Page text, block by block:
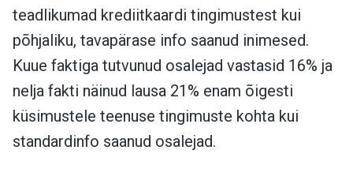
teadlikumad krediitkaardi tingimustest kui
põhjaliku, tavapärase info saanud inimesed.
Kuue faktiga tutvunud osalejad vastasid 16% ja
nelja fakti näinud lausa 21% enam õigesti
küsimustele teenuse tingimuste kohta kui
standardinfo saanud osalejad.